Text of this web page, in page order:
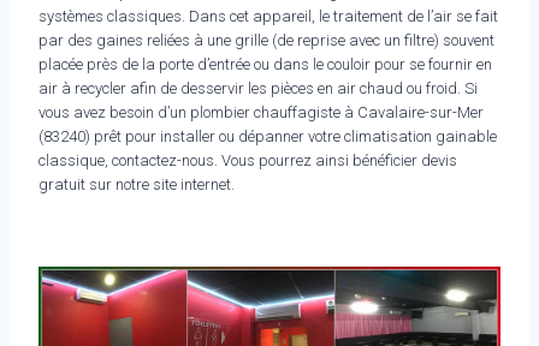
systèmes classiques. Dans cet appareil, le traitement de l’air se fait
par des gaines reliées à une grille (de reprise avec un filtre) souvent
placée près de la porte d’entrée ou dans le couloir pour se fournir en
air à recycler afin de desservir les pièces en air chaud ou froid. Si
vous avez besoin d’un plombier chauffagiste à Cavalaire-sur-Mer
(83240) prêt pour installer ou dépanner votre climatisation gainable
classique, contactez-nous. Vous pourrez ainsi bénéficier devis
gratuit sur notre site internet.